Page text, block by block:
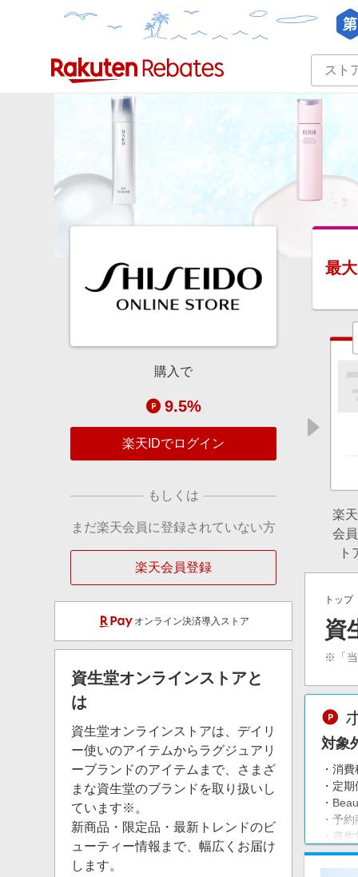
カテゴリー一覧 イベント一覧
購入で
9.5%
楽天IDでログイン
もしくは
まだ楽天会員に登録されていない方
楽天会員登録
オンライン決済導入ストア
資生堂オンラインストアと
は
資生堂オンラインストアは、デイリ
ー使いのアイテムからラグジュアリ
ーブランドのアイテムまで、さまざ
まな資生堂のブランドを取り扱いし
ています※。
新商品・限定品・最新トレンドのビ
ューティー情報まで、幅広くお届け
します。
最大
楽
会
トップ
資
※「当
対象
・消
・定
・
・予
・資
・虚偽
・同一